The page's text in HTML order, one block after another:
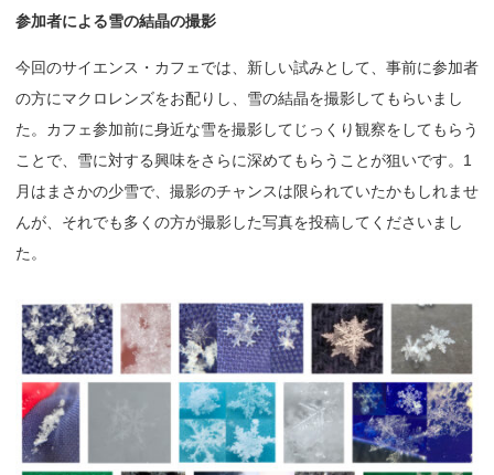
参加者による雪の結晶の撮影
今回のサイエンス・カフェでは、新しい試みとして、事前に参加者
の方にマクロレンズをお配りし、雪の結晶を撮影してもらいまし
た。カフェ参加前に身近な雪を撮影してじっくり観察をしてもらう
ことで、雪に対する興味をさらに深めてもらうことが狙いです。1
月はまさかの少雪で、撮影のチャンスは限られていたかもしれませ
んが、それでも多くの方が撮影した写真を投稿してくださいまし
た。